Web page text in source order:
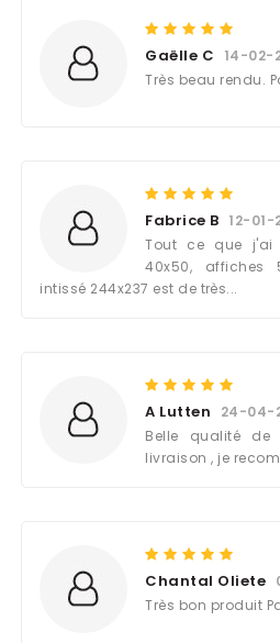
Gaëlle C
14-02-
Très beau rendu.
Fabrice B 12-01-
Tout ce que j'ai
40x50, affiches
intissé 244x237 est de très...
A Lutten
24-04-
Belle qualité
livraison , je
Chantal Oliete
Très bon produit